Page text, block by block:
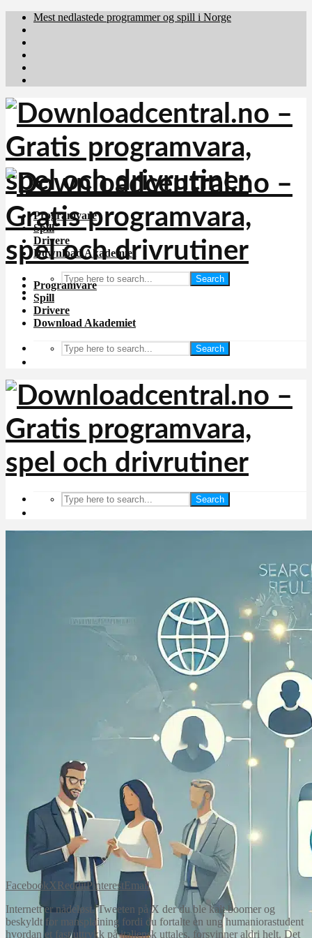
Mest nedlastede programmer og spill i Norge
Programvare
Spill
Drivere
Download Akademiet
Search
Programvare
Spill
Drivere
Download Akademiet
Search
Search
FacebookX RedditPinterestEmail
Internett er nådeløst. Tweeten på X der du ble kalt boomer og
beskyldt for mansplaining fordi du fortalte en ung humaniorastudent
hvordan et fast uttrykk på italiensk uttales, forsvinner aldri helt. Det